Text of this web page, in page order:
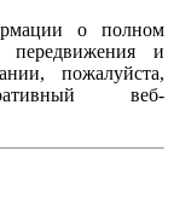
о полном
передвижения и
пожалуйста,
веб-